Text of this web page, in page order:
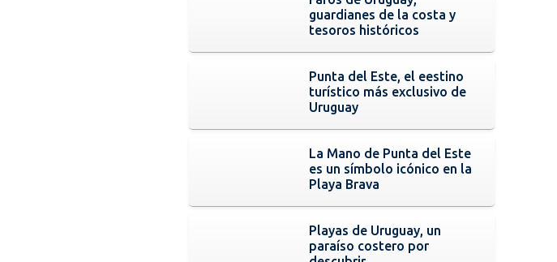
guardianes de la costa y
tesoros históricos
Punta del Este, el eestino
turístico más exclusivo de
Uruguay
La Mano de Punta del Este
es un símbolo icónico en la
Playa Brava
Playas de Uruguay, un
paraíso costero por